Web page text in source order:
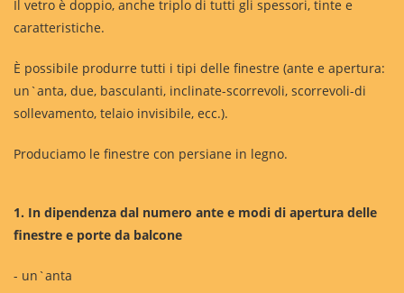
Il vetro è doppio, anche triplo di tutti gli spessori, tinte e
caratteristiche.
È possibile produrre tutti i tipi delle finestre (ante e apertura:
un`anta, due, basculanti, inclinate-scorrevoli, scorrevoli-di
sollevamento, telaio invisibile, ecc.).
Produciamo le finestre con persiane in legno.
1. In dipendenza dal numero ante e modi di apertura delle
finestre e porte da balcone
- un`anta